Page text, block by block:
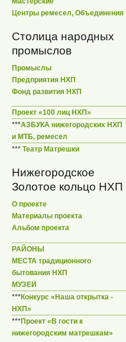
Центры ремесел, Объединения
Столица народных
промыслов
Промыслы
Предприятия НХП
Фонд развития НХП
Проект «100 лиц НХП»
***АЗБУКА нижегородских НХП
и МТБ, ремесел
*** Театр Матрешки
Нижегородское
Золотое кольцо НХП
О проекте
Материалы проекта
Альбом проекта
РАЙОНЫ
МЕСТА традиционного
бытования НХП
МУЗЕИ
***Конкурс «Наша открытка -
НХП»
***Проект «В гости к
нижегородским матрешкам»